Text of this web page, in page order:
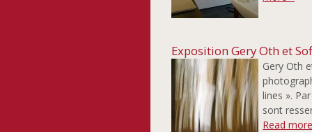
Exposition Gery Oth et
Gery Oth
lines ».
sont
Read